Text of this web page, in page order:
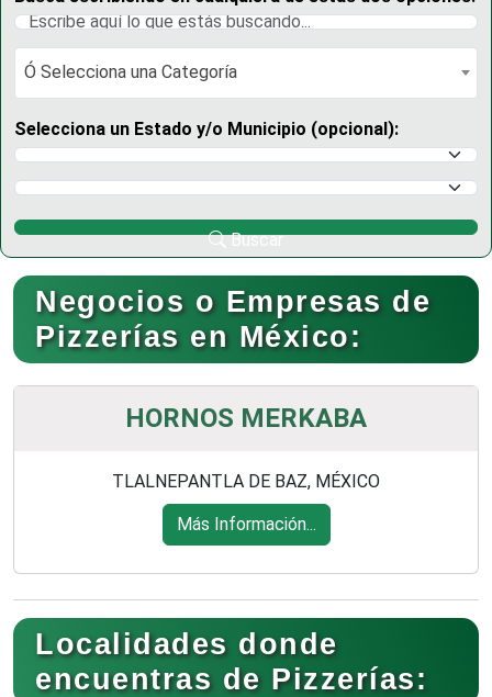
Ó Selecciona una Categoría
Ó Selecciona una Categoría
Selecciona un Estado y/o Municipio (opcional):
Selecciona un Estado
Selecciona un Municipio
Buscar
Negocios o Empresas de
Pizzerías en México:
HORNOS MERKABA
TLALNEPANTLA DE BAZ, MÉXICO
Más Información...
Localidades donde
encuentras de Pizzerías: